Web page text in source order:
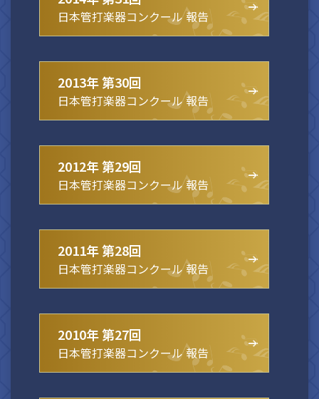
日本管打楽器コンクール 報告
2013年 第30回
日本管打楽器コンクール 報告
2012年 第29回
日本管打楽器コンクール 報告
2011年 第28回
日本管打楽器コンクール 報告
2010年 第27回
日本管打楽器コンクール 報告